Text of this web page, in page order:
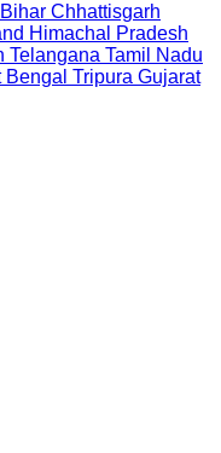
Bihar Chhattisgarh
Himachal Pradesh
Telangana Tamil Nadu
Bengal Tripura Gujarat